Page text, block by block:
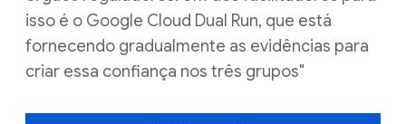
isso é o Google Cloud Dual Run, que está
fornecendo gradualmente as evidências para
criar essa confiança nos três grupos"